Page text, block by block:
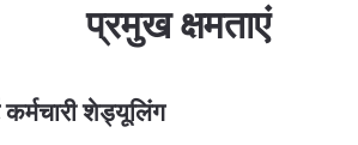
प्रमुख क्षमताएं
कर्मचारी शेड्यूलिंग